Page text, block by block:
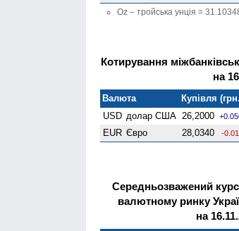
Oz – тройська унція =
Котирування
на
Валюта Купівля
USD долар США 26,2000
EUR Євро 28,0340 -
Середньозважений
валютному ринку
на